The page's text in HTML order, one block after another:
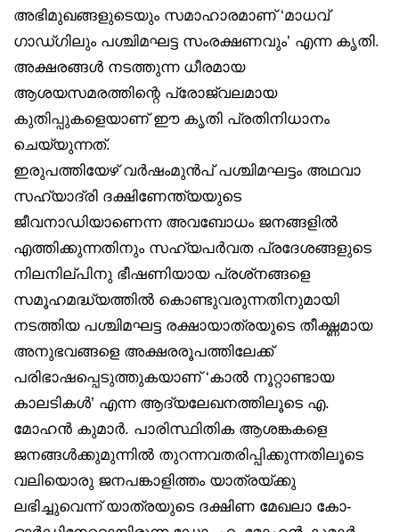
അഭിമുഖങ്ങളുടെയും സമാഹാരമാണ് ‘മാധവ്
ഗാഡ്ഗിലും പശ്ചിമഘട്ട സംരക്ഷണവും’ എന്ന കൃതി.
അക്ഷരങ്ങള്‍ നടത്തുന്ന ധീരമായ
ആശയസമരത്തിന്റെ പ്രോജ്വലമായ
കുതിപ്പുകളെയാണ് ഈ കൃതി പ്രതിനിധാനം
ചെയ്യുന്നത്.
ഇരുപത്തിയേഴ് വര്‍ഷംമുന്‍പ് പശ്ചിമഘട്ടം അഥവാ
സഹ്യാദ്രി ദക്ഷിണേന്ത്യയുടെ
ജീവനാഡിയാണെന്ന അവബോധം ജനങ്ങളില്‍
എത്തിക്കുന്നതിനും സഹ്യപര്‍വത പ്രദേശങ്ങളുടെ
നിലനില്പിനു ഭീഷണിയായ പ്രശ്‌നങ്ങളെ
സമൂഹമദ്ധ്യത്തില്‍ കൊണ്ടുവരുന്നതിനുമായി
നടത്തിയ പശ്ചിമഘട്ട രക്ഷായാത്രയുടെ തീക്ഷ്ണമായ
അനുഭവങ്ങളെ അക്ഷരരൂപത്തിലേക്ക്
പരിഭാഷപ്പെടുത്തുകയാണ് ‘കാല്‍ നൂറ്റാണ്ടായ
കാലടികള്‍’ എന്ന ആദ്യലേഖനത്തിലൂടെ എ.
മോഹന്‍ കുമാര്‍. പാരിസ്ഥിതിക ആശങ്കകളെ
ജനങ്ങള്‍ക്കുമുന്നില്‍ തുറന്നവതരിപ്പിക്കുന്നതിലൂടെ
വലിയൊരു ജനപങ്കാളിത്തം യാത്രയ്ക്കു
ലഭിച്ചുവെന്ന് യാത്രയുടെ ദക്ഷിണ മേഖലാ കോ-